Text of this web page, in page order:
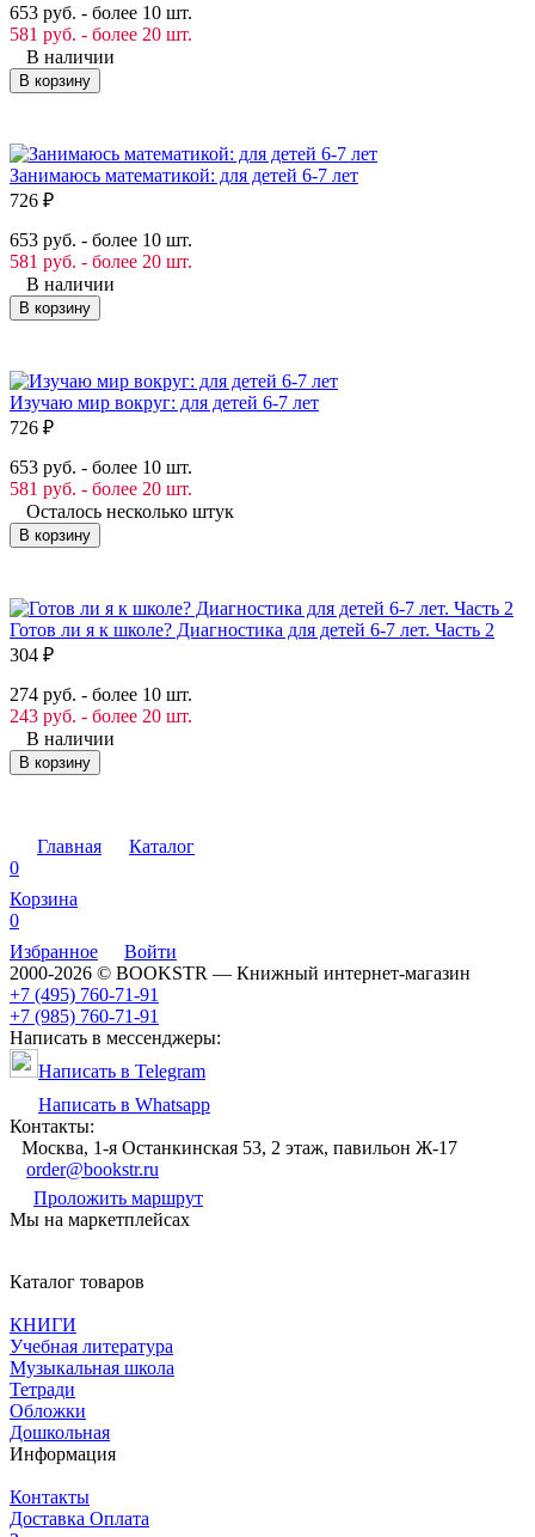
653 руб. - более 10 шт.
581 руб. - более 20 шт.
В наличии
В корзину
Занимаюсь математикой: для детей 6-7 лет
726 ₽
653 руб. - более 10 шт.
581 руб. - более 20 шт.
В наличии
В корзину
Изучаю мир вокруг: для детей 6-7 лет
726 ₽
653 руб. - более 10 шт.
581 руб. - более 20 шт.
Осталось несколько штук
В корзину
Готов ли я к школе? Диагностика для детей 6-7 лет. Часть 2
304 ₽
274 руб. - более 10 шт.
243 руб. - более 20 шт.
В наличии
В корзину
Главная
Каталог
0
Корзина
0
Избранное
Войти
2000-2026 © BOOKSTR — Книжный интернет-магазин
+7 (495) 760-71-91
+7 (985) 760-71-91
Написать в мессенджеры:
Написать в Telegram
Написать в Whatsapp
Контакты:
Москва, 1-я Останкинская 53, 2 этаж, павильон Ж-17
order@bookstr.ru
Проложить маршрут
Мы на маркетплейсах
Каталог товаров
КНИГИ
Учебная литература
Музыкальная школа
Тетради
Обложки
Дошкольная
Информация
Контакты
Доставка Оплата